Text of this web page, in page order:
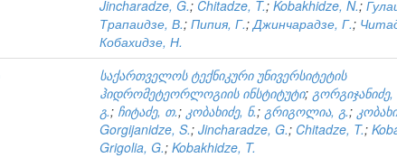
Jincharadze, G.; Chitadze, T.; Kobakhidze, N.;
Трапаидзе, В.; Пипия, Г.;Джинчарадзе, Г.;
Кобахидзе, Н.
საქართველოს ტექნიკური უნივერსიტეტის
ჰიდრომეტეორლოგიის ინსტიტუტი; გორგიჯანიძე,
გ.; ჩიტაძე, თ.; კობახიძე, ნ.; გრიგოლია, გ.;
Gorgijanidze, S.; Jincharadze, G.; Chitadze, T.;
Grigolia, G.; Kobakhidze, T.